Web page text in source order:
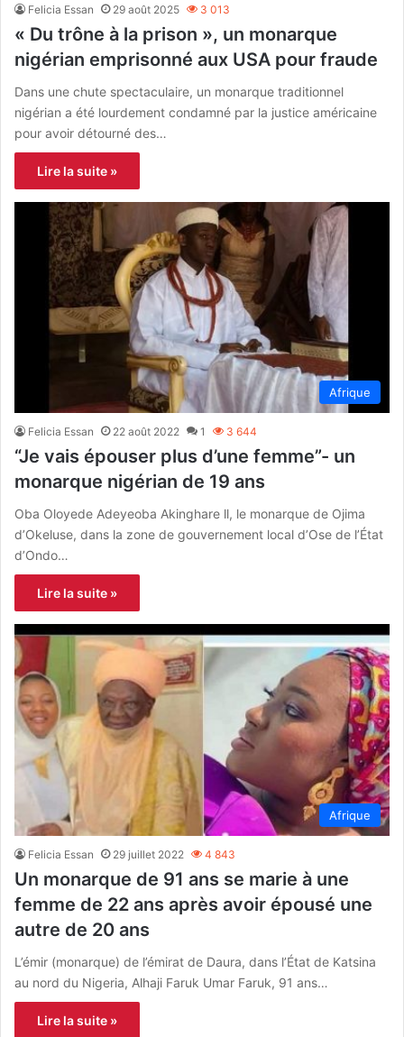
Felicia Essan 29 août 2025 3 013
« Du trône à la prison », un monarque
nigérian emprisonné aux USA pour fraude
Dans une chute spectaculaire, un monarque traditionnel
nigérian a été lourdement condamné par la justice américaine
pour avoir détourné des…
Lire la suite »
Afrique
Felicia Essan 22 août 2022 1 3 644
“Je vais épouser plus d’une femme”- un
monarque nigérian de 19 ans
Oba Oloyede Adeyeoba Akinghare ll, le monarque de Ojima
d’Okeluse, dans la zone de gouvernement local d’Ose de l’État
d’Ondo…
Lire la suite »
Afrique
Felicia Essan 29 juillet 2022 4 843
Un monarque de 91 ans se marie à une
femme de 22 ans après avoir épousé une
autre de 20 ans
L’émir (monarque) de l’émirat de Daura, dans l’État de Katsina
au nord du Nigeria, Alhaji Faruk Umar Faruk, 91 ans…
Lire la suite »